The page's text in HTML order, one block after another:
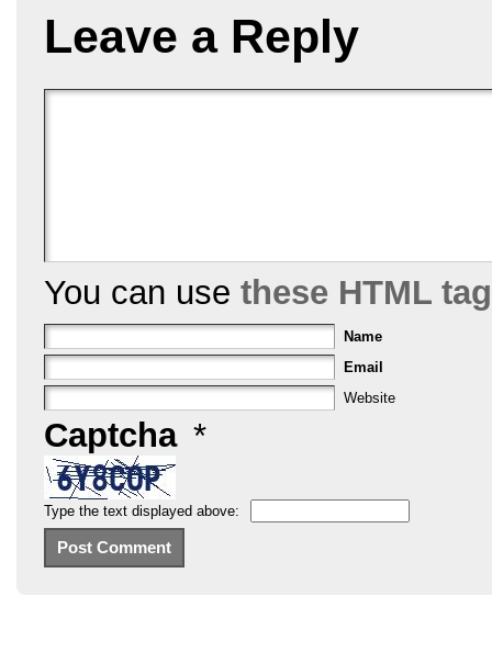
o
k
Leave a Reply
You can use these HTML
Name
Email
Website
Captcha *
Type the text displayed above: